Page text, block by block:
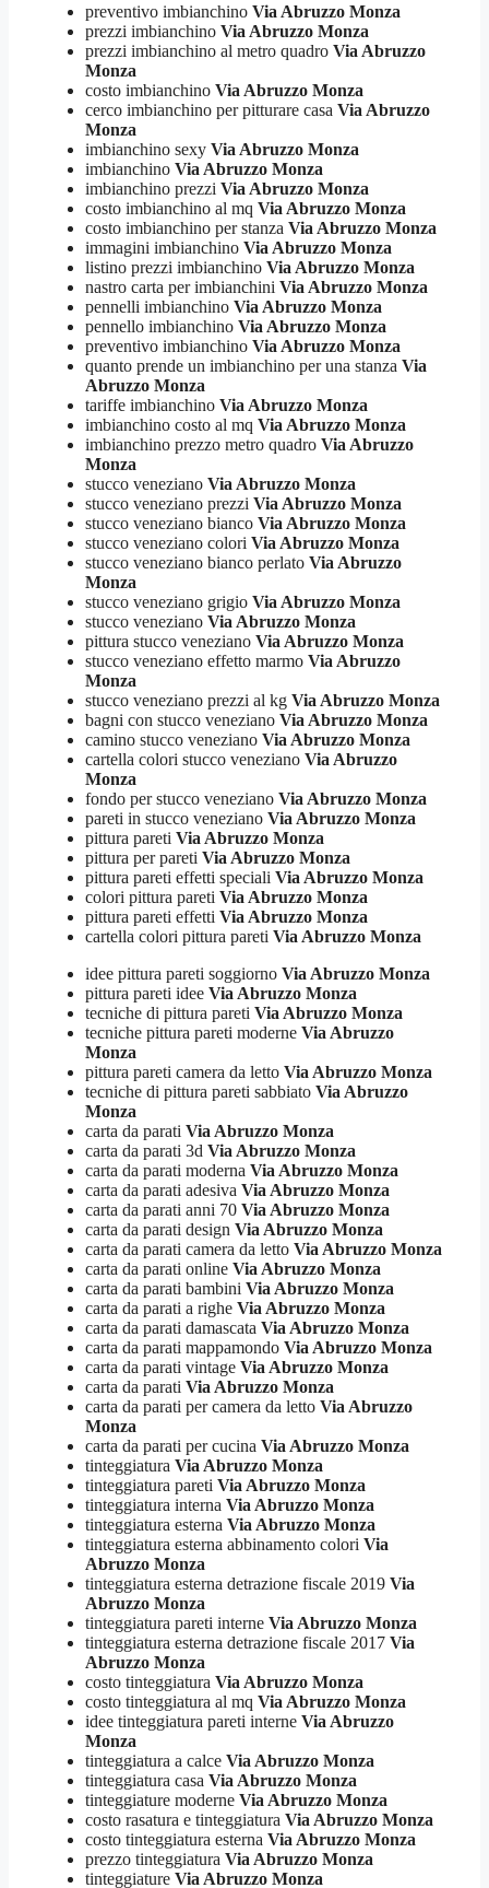
preventivo imbianchino Via Abruzzo Monza
prezzi imbianchino Via Abruzzo Monza
prezzi imbianchino al metro quadro Via Abruzzo
Monza
costo imbianchino Via Abruzzo Monza
cerco imbianchino per pitturare casa Via Abruzzo
Monza
imbianchino sexy Via Abruzzo Monza
imbianchino Via Abruzzo Monza
imbianchino prezzi Via Abruzzo Monza
costo imbianchino al mq Via Abruzzo Monza
costo imbianchino per stanza Via Abruzzo Monza
immagini imbianchino Via Abruzzo Monza
listino prezzi imbianchino Via Abruzzo Monza
nastro carta per imbianchini Via Abruzzo Monza
pennelli imbianchino Via Abruzzo Monza
pennello imbianchino Via Abruzzo Monza
preventivo imbianchino Via Abruzzo Monza
quanto prende un imbianchino per una stanza Via
Abruzzo Monza
tariffe imbianchino Via Abruzzo Monza
imbianchino costo al mq Via Abruzzo Monza
imbianchino prezzo metro quadro Via Abruzzo
Monza
stucco veneziano Via Abruzzo Monza
stucco veneziano prezzi Via Abruzzo Monza
stucco veneziano bianco Via Abruzzo Monza
stucco veneziano colori Via Abruzzo Monza
stucco veneziano bianco perlato Via Abruzzo
Monza
stucco veneziano grigio Via Abruzzo Monza
stucco veneziano Via Abruzzo Monza
pittura stucco veneziano Via Abruzzo Monza
stucco veneziano effetto marmo Via Abruzzo
Monza
stucco veneziano prezzi al kg Via Abruzzo Monza
bagni con stucco veneziano Via Abruzzo Monza
camino stucco veneziano Via Abruzzo Monza
cartella colori stucco veneziano Via Abruzzo
Monza
fondo per stucco veneziano Via Abruzzo Monza
pareti in stucco veneziano Via Abruzzo Monza
pittura pareti Via Abruzzo Monza
pittura per pareti Via Abruzzo Monza
pittura pareti effetti speciali Via Abruzzo Monza
colori pittura pareti Via Abruzzo Monza
pittura pareti effetti Via Abruzzo Monza
cartella colori pittura pareti Via Abruzzo Monza
idee pittura pareti soggiorno Via Abruzzo Monza
pittura pareti idee Via Abruzzo Monza
tecniche di pittura pareti Via Abruzzo Monza
tecniche pittura pareti moderne Via Abruzzo
Monza
pittura pareti camera da letto Via Abruzzo Monza
tecniche di pittura pareti sabbiato Via Abruzzo
Monza
carta da parati Via Abruzzo Monza
carta da parati 3d Via Abruzzo Monza
carta da parati moderna Via Abruzzo Monza
carta da parati adesiva Via Abruzzo Monza
carta da parati anni 70 Via Abruzzo Monza
carta da parati design Via Abruzzo Monza
carta da parati camera da letto Via Abruzzo Monza
carta da parati online Via Abruzzo Monza
carta da parati bambini Via Abruzzo Monza
carta da parati a righe Via Abruzzo Monza
carta da parati damascata Via Abruzzo Monza
carta da parati mappamondo Via Abruzzo Monza
carta da parati vintage Via Abruzzo Monza
carta da parati Via Abruzzo Monza
carta da parati per camera da letto Via Abruzzo
Monza
carta da parati per cucina Via Abruzzo Monza
tinteggiatura Via Abruzzo Monza
tinteggiatura pareti Via Abruzzo Monza
tinteggiatura interna Via Abruzzo Monza
tinteggiatura esterna Via Abruzzo Monza
tinteggiatura esterna abbinamento colori Via
Abruzzo Monza
tinteggiatura esterna detrazione fiscale 2019 Via
Abruzzo Monza
tinteggiatura pareti interne Via Abruzzo Monza
tinteggiatura esterna detrazione fiscale 2017 Via
Abruzzo Monza
costo tinteggiatura Via Abruzzo Monza
costo tinteggiatura al mq Via Abruzzo Monza
idee tinteggiatura pareti interne Via Abruzzo
Monza
tinteggiatura a calce Via Abruzzo Monza
tinteggiatura casa Via Abruzzo Monza
tinteggiature moderne Via Abruzzo Monza
costo rasatura e tinteggiatura Via Abruzzo Monza
costo tinteggiatura esterna Via Abruzzo Monza
prezzo tinteggiatura Via Abruzzo Monza
tinteggiature Via Abruzzo Monza